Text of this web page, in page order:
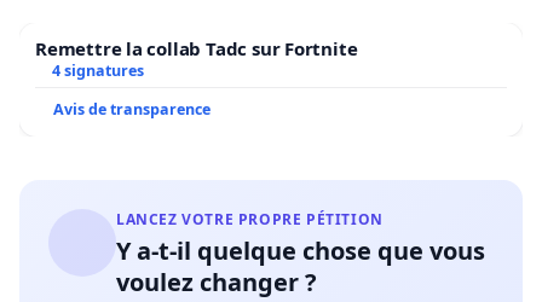
Remettre la collab Tadc sur Fortnite
4 signatures
Avis de transparence
LANCEZ VOTRE PROPRE PÉTITION
Y a-t-il quelque chose que vous
voulez changer ?